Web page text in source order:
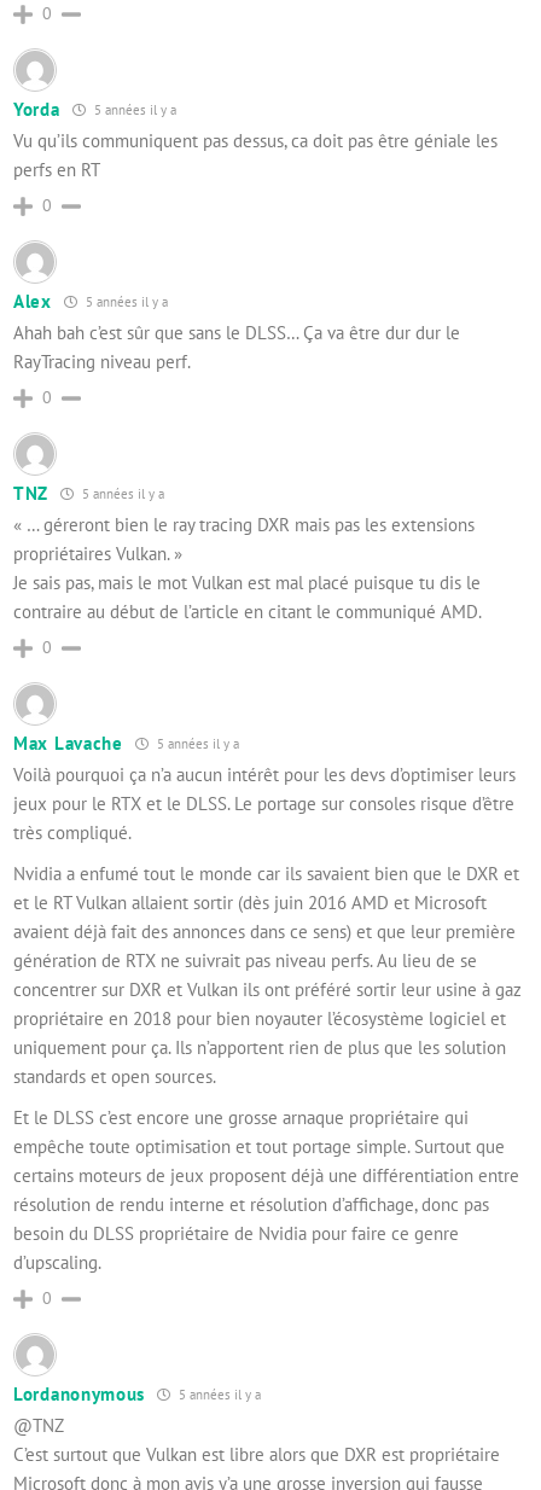
0
Yorda 5 années il y a
Vu qu’ils communiquent pas dessus, ca doit pas être géniale les
perfs en RT
0
Alex 5 années il y a
Ahah bah c’est sûr que sans le DLSS… Ça va être dur dur le
RayTracing niveau perf.
0
TNZ 5 années il y a
« … géreront bien le ray tracing DXR mais pas les extensions
propriétaires Vulkan. »
Je sais pas, mais le mot Vulkan est mal placé puisque tu dis le
contraire au début de l’article en citant le communiqué AMD.
0
Max Lavache 5 années il y a
Voilà pourquoi ça n’a aucun intérêt pour les devs d’optimiser leurs
jeux pour le RTX et le DLSS. Le portage sur consoles risque d’être
très compliqué.
Nvidia a enfumé tout le monde car ils savaient bien que le DXR et
et le RT Vulkan allaient sortir (dès juin 2016 AMD et Microsoft
avaient déjà fait des annonces dans ce sens) et que leur première
génération de RTX ne suivrait pas niveau perfs. Au lieu de se
concentrer sur DXR et Vulkan ils ont préféré sortir leur usine à gaz
propriétaire en 2018 pour bien noyauter l’écosystème logiciel et
uniquement pour ça. Ils n’apportent rien de plus que les solution
standards et open sources.
Et le DLSS c’est encore une grosse arnaque propriétaire qui
empêche toute optimisation et tout portage simple. Surtout que
certains moteurs de jeux proposent déjà une différentiation entre
résolution de rendu interne et résolution d’affichage, donc pas
besoin du DLSS propriétaire de Nvidia pour faire ce genre
d’upscaling.
0
Lordanonymous 5 années il y a
@TNZ
C’est surtout que Vulkan est libre alors que DXR est propriétaire
Microsoft donc à mon avis y’a une grosse inversion qui fausse